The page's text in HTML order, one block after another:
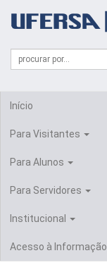
portal
UFERSA
Formulário
Busca
Campo
de
Início
Para Visitantes
Para Alunos
Para Servidores
Institucional
Acesso à Informação